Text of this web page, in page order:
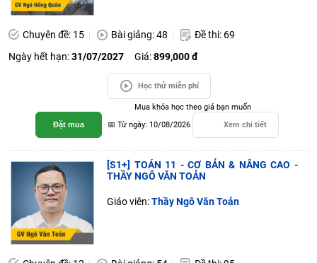
Chuyên đề: 15 Bài giảng: 48
Đề thi: 69
Ngày hết hạn:31/07/2027 Giá:899,000 đ
Học thử miễn phí
Đặt mua
Mua khóa học theo giá bạn muốn
📅 Từ ngày: 10/08/2026
Xem chi tiết
[S1+] TOÁN 11 - CƠ BẢN & NÂNG CAO -
THẦY NGÔ VĂN TOẢN
Giáo viên:Thầy Ngô Văn Toản